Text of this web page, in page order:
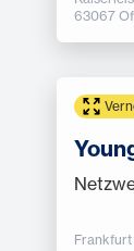
63067
Frankfurt